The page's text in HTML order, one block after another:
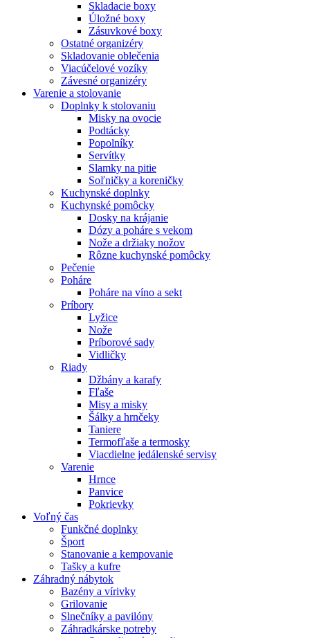
Skladacie boxy
Úložné boxy
Zásuvkové boxy
Ostatné organizéry
Skladovanie oblečenia
Viacúčelové vozíky
Závesné organizéry
Varenie a stolovanie
Doplnky k stolovaniu
Misky na ovocie
Podtácky
Popolníky
Servítky
Slamky na pitie
Soľničky a koreničky
Kuchynské doplnky
Kuchynské pomôcky
Dosky na krájanie
Dózy a poháre s vekom
Nože a držiaky nožov
Rôzne kuchynské pomôcky
Pečenie
Poháre
Poháre na víno a sekt
Príbory
Lyžice
Nože
Príborové sady
Vidličky
Riady
Džbány a karafy
Fľaše
Misy a misky
Šálky a hrnčeky
Taniere
Termofľaše a termosky
Viacdielne jedálenské servisy
Varenie
Hrnce
Panvice
Pokrievky
Voľný čas
Funkčné doplnky
Šport
Stanovanie a kempovanie
Tašky a kufre
Záhradný nábytok
Bazény a vírivky
Grilovanie
Slnečníky a pavilóny
Záhradkárske potreby